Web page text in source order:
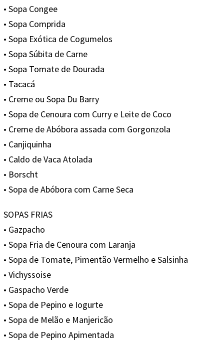
• Sopa Congee
• Sopa Comprida
• Sopa Exótica de Cogumelos
• Sopa Súbita de Carne
• Sopa Tomate de Dourada
• Tacacá
• Creme ou Sopa Du Barry
• Sopa de Cenoura com Curry e Leite de Coco
• Creme de Abóbora assada com Gorgonzola
• Canjiquinha
• Caldo de Vaca Atolada
• Borscht
• Sopa de Abóbora com Carne Seca
SOPAS FRIAS
• Gazpacho
• Sopa Fria de Cenoura com Laranja
• Sopa de Tomate, Pimentão Vermelho e Salsinha
• Vichyssoise
• Gaspacho Verde
• Sopa de Pepino e Iogurte
• Sopa de Melão e Manjericão
• Sopa de Pepino Apimentada